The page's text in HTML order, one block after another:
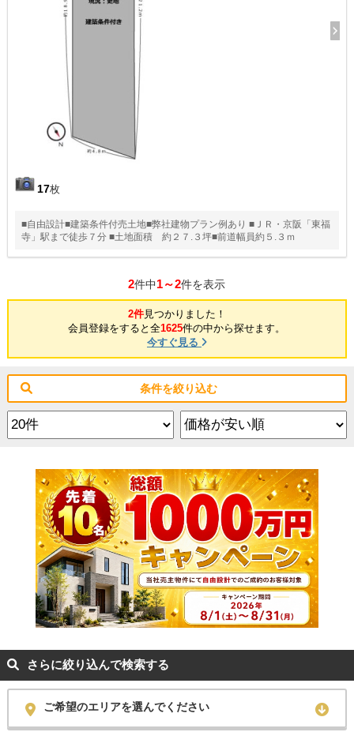
17枚
■自由設計■建築条件付売土地■弊社建物プラン例あり ■ＪＲ・京阪「東福
寺」駅まで徒歩７分 ■土地面積 約２７.３坪■前道幅員約５.３ｍ
2件中1～2件を表示
2件見つかりました！
会員登録をすると全1625件の中から探せます。
今すぐ見る
条件を絞り込む
さらに絞り込んで検索する
ご希望のエリアを選んでください